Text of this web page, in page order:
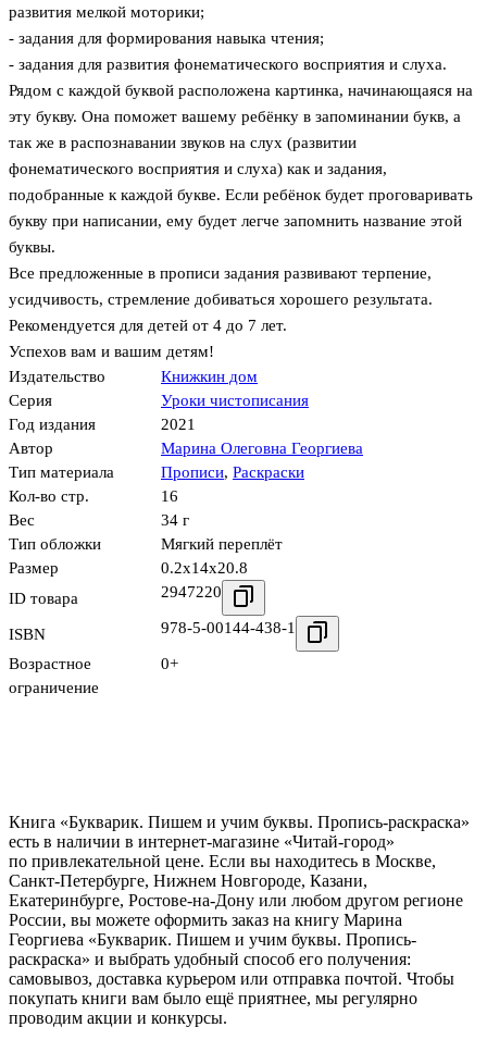
развития мелкой моторики;
- задания для формирования навыка чтения;
- задания для развития фонематического восприятия и слуха.
Рядом с каждой буквой расположена картинка, начинающаяся на
эту букву. Она поможет вашему ребёнку в запоминании букв, а
так же в распознавании звуков на слух (развитии
фонематического восприятия и слуха) как и задания,
подобранные к каждой букве. Если ребёнок будет проговаривать
букву при написании, ему будет легче запомнить название этой
буквы.
Все предложенные в прописи задания развивают терпение,
усидчивость, стремление добиваться хорошего результата.
Рекомендуется для детей от 4 до 7 лет.
Успехов вам и вашим детям!
Издательство
Книжкин дом
Серия
Уроки чистописания
Год издания
2021
Автор
Марина Олеговна Георгиева
Тип материала
Прописи, Раскраски
Кол-во стр.
16
Вес
34 г
Тип обложки
Мягкий переплёт
Размер
0.2x14x20.8
ID товара
2947220
ISBN 978-5-00144-438-1
Возрастное
ограничение
0+
Книга «Букварик. Пишем и учим буквы. Пропись-раскраска»
есть в наличии в интернет-магазине «Читай-город»
по привлекательной цене. Если вы находитесь в Москве,
Санкт-Петербурге, Нижнем Новгороде, Казани,
Екатеринбурге, Ростове-на-Дону или любом другом регионе
России, вы можете оформить заказ на книгу Марина
Георгиева «Букварик. Пишем и учим буквы. Пропись-
раскраска» и выбрать удобный способ его получения:
самовывоз, доставка курьером или отправка почтой. Чтобы
покупать книги вам было ещё приятнее, мы регулярно
проводим акции и конкурсы.